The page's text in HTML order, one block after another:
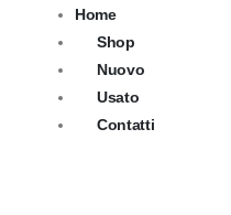
Home
Shop
Nuovo
Usato
Contatti